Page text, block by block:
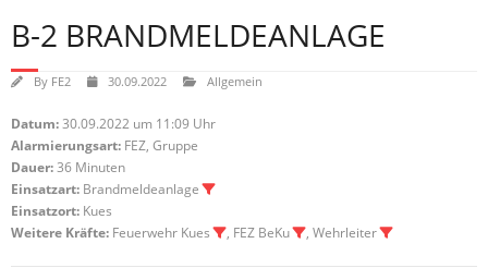
B-2 BRANDMELDEANLAGE
By FE2 30.09.2022 Allgemein
Datum:30.09.2022 um 11:09 Uhr
Alarmierungsart: FEZ, Gruppe
Dauer:36 Minuten
Einsatzart: Brandmeldeanlage
Einsatzort: Kues
Weitere Kräfte: Feuerwehr Kues , FEZ BeKu , Wehrleiter